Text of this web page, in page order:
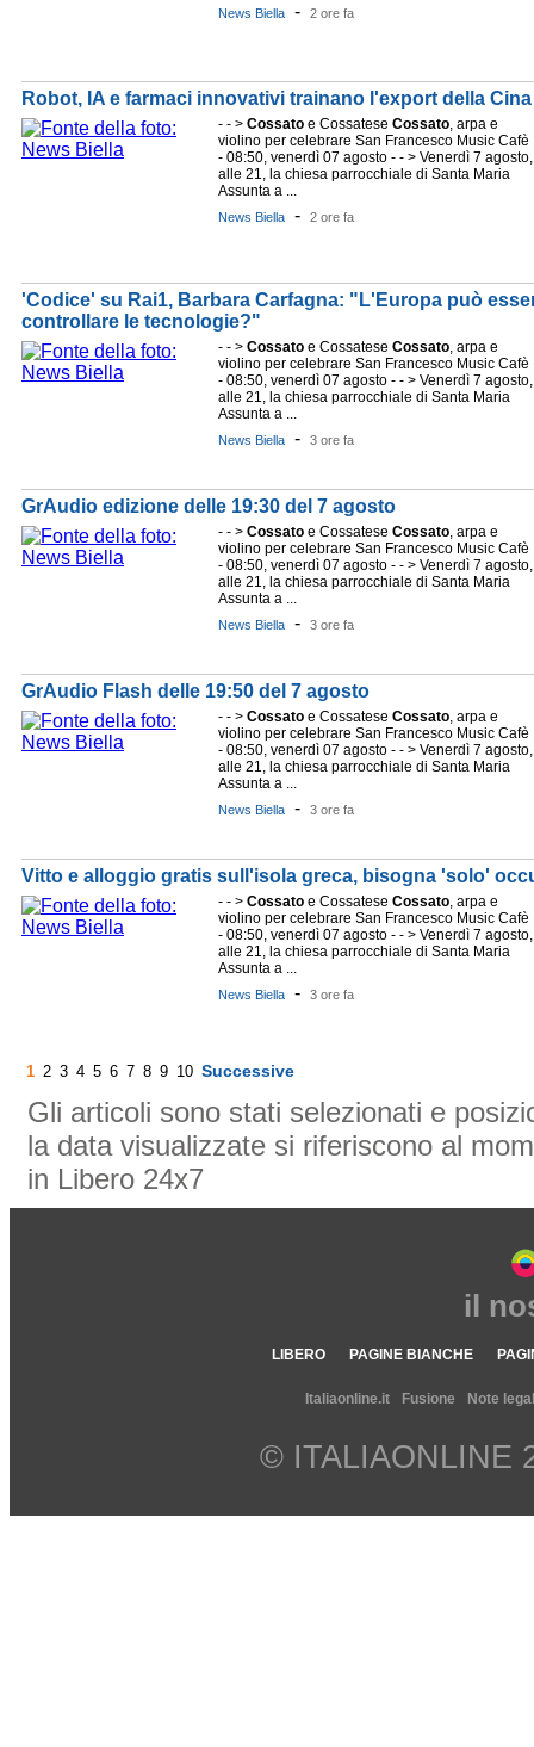
News Biella - 2 ore fa
Robot, IA e farmaci innovativi trainano l'export della Cina
- - > Cossato e Cossatese Cossato, arpa e
violino per celebrare San Francesco Music Cafè
- 08:50, venerdì 07 agosto - - > Venerdì 7 agosto,
alle 21, la chiesa parrocchiale di Santa Maria
Assunta a ...
News Biella - 2 ore fa
'Codice' su Rai1, Barbara Carfagna: "L'Europa può
controllare le tecnologie?"
- - > Cossato e Cossatese Cossato, arpa e
violino per celebrare San Francesco Music Cafè
- 08:50, venerdì 07 agosto - - > Venerdì 7 agosto,
alle 21, la chiesa parrocchiale di Santa Maria
Assunta a ...
News Biella - 3 ore fa
GrAudio edizione delle 19:30 del 7 agosto
- - > Cossato e Cossatese Cossato, arpa e
violino per celebrare San Francesco Music Cafè
- 08:50, venerdì 07 agosto - - > Venerdì 7 agosto,
alle 21, la chiesa parrocchiale di Santa Maria
Assunta a ...
News Biella - 3 ore fa
GrAudio Flash delle 19:50 del 7 agosto
- - > Cossato e Cossatese Cossato, arpa e
violino per celebrare San Francesco Music Cafè
- 08:50, venerdì 07 agosto - - > Venerdì 7 agosto,
alle 21, la chiesa parrocchiale di Santa Maria
Assunta a ...
News Biella - 3 ore fa
Vitto e alloggio gratis sull'isola greca, bisogna 'solo'
- - > Cossato e Cossatese Cossato, arpa e
violino per celebrare San Francesco Music Cafè
- 08:50, venerdì 07 agosto - - > Venerdì 7 agosto,
alle 21, la chiesa parrocchiale di Santa Maria
Assunta a ...
News Biella - 3 ore fa
1 2 3 4 5 6 7 8 9 10 Successive
Gli articoli sono stati selezionati e
la data visualizzate si riferiscono al
in Libero 24x7
il
LIBERO PAGINE BIANCHE
Italiaonline.it Fusione Note
© ITALIAONLINE